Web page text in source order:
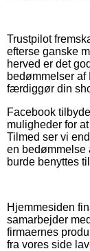
Trustpilot
efterse ganske
herved er det
bedømmelser
færdiggør din
Facebook
muligheder for
Tilmed ser vi
en bedømmelse
burde benyttes
Hjemmesiden
samarbejder
firmaernes
fra vores side